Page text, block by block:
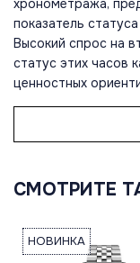
хронометража,
показатель
Высокий спрос на
статус этих часов
ценностных
СМОТРИТЕ
НОВИНКА